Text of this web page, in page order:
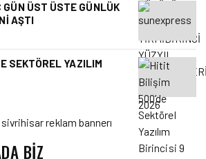
GÜN ÜST ÜSTE GÜNLÜK
AŞTI
SEKTÖREL YAZILIM
BIZ